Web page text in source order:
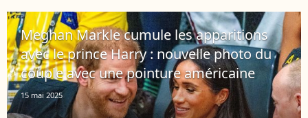
Meghan Markle cumule les apparitions
avec le prince Harry : nouvelle photo du
couple avec une pointure américaine
15 mai 2025